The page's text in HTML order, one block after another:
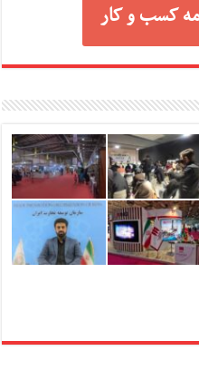
کسب و کار